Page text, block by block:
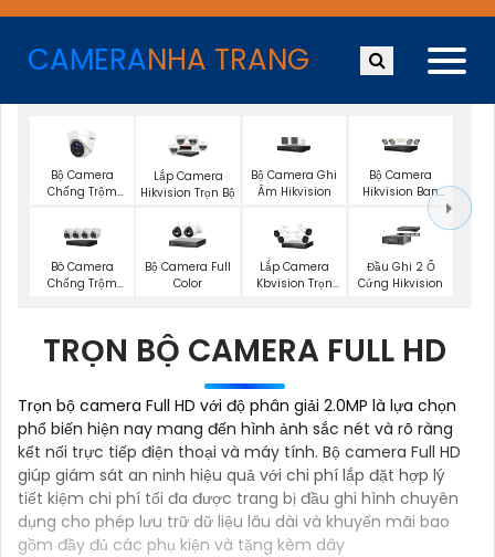
CAMERANHA TRANG
Bộ Camera
Chống Trộm
Lắp Camera
Hikvision Trọn Bộ
Bộ Camera Ghi
Âm Hikvision
Bộ Camera
Hikvision Ban
Đêm Có Màu
Bô Camera
Chống Trộm
Bộ Camera Full
Color
Lắp Camera
Kbvision Trọn
Đầu Ghi 2 Ổ
Cứng Hikvision
TRỌN BỘ CAMERA FULL HD
Trọn bộ camera Full HD với độ phân giải 2.0MP là lựa chọn
phổ biến hiện nay mang đến hình ảnh sắc nét và rõ ràng
kết nối trực tiếp điện thoại và máy tính. Bộ camera Full HD
giúp giám sát an ninh hiệu quả với chi phí lắp đặt hợp lý
tiết kiệm chi phí tối đa được trang bị đầu ghi hình chuyên
dụng cho phép lưu trữ dữ liệu lâu dài và khuyến mãi bao
gồm đầy đủ các phụ kiện và tặng kèm dây